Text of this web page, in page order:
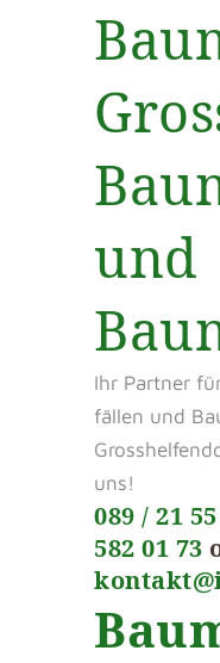
und
Ihr Partner
fällen und
uns!
089 / 21
582 01 73